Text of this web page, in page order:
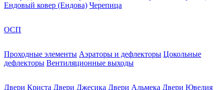
Ендовый ковер (Ендова) Черепица
ОСП
Проходные элементы Аэраторы и дефлекторы Цокольные
дефлекторы Вентиляционные выходы
Двери Криста Двери Джесика Двери Альмека Двери Ювелия